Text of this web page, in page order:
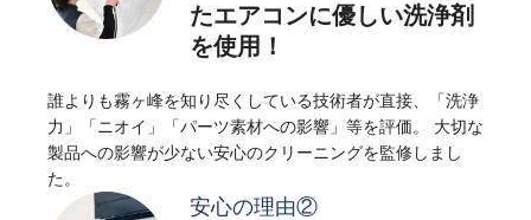
たエアコンに優しい洗浄剤
を使用！
誰よりも霧ヶ峰を知り尽くしている技術者が直接、「洗浄
力」「ニオイ」「パーツ素材への影響」等を評価。
大切な
製品への影響が少ない安心のクリーニングを監修しまし
た。
安心の理由②